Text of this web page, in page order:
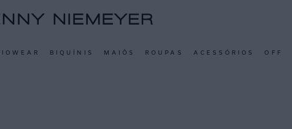
BIQUÍNIS MAIÔS ROUPAS ACESSÓRIOS OFF